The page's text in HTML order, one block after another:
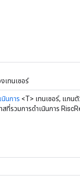
ทนเซอร์
นินการ <T> เทนเซอร์, แกน
ที่รวมการดำเนินการ